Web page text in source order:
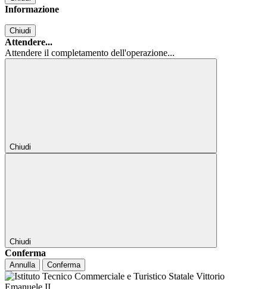
Informazione
Chiudi
Attendere...
Attendere il completamento dell'operazione...
Chiudi
Chiudi
Conferma
Annulla Conferma